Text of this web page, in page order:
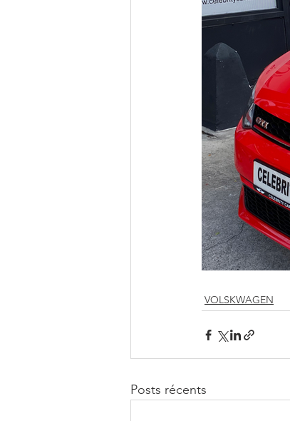
VOLSKWAGEN
Posts récents